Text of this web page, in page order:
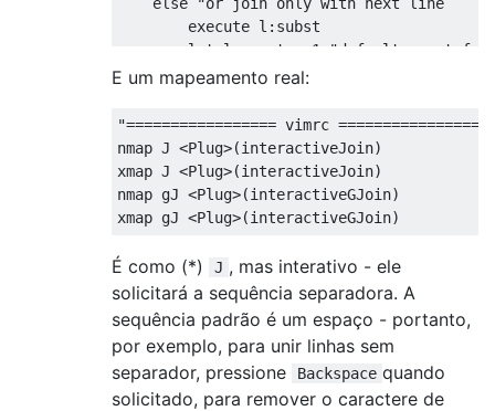
        execute l:subst
let l:count = 1 "default count for
    endif
"(with the tpope/vim-repeat plugin:
    if (a:0 == 0)
silent! call
    else
silent! call
endfunction
noremap <silent> <Plug>(interactiveJoin)
noremap <silent>
noremap <silent> <Plug>(repeatJoin)
E um mapeamento real:
"================= vimrc
nmap J <Plug>(interactiveJoin)
xmap J <Plug>(interactiveJoin)
nmap gJ <Plug>(interactiveGJoin)
É como (*) J , mas interativo - ele
solicitará a sequência separadora. A
sequência padrão é um espaço - portanto,
por exemplo, para unir linhas sem
separador, pressione
Backspace quando
solicitado, para remover o caractere de